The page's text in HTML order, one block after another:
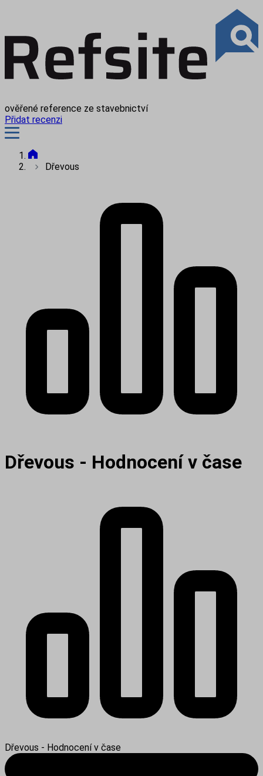
ověřené reference ze stavebnictví
Přidat recenzi
Dřevous
Dřevous - Hodnocení v čase
Dřevous - Hodnocení v čase